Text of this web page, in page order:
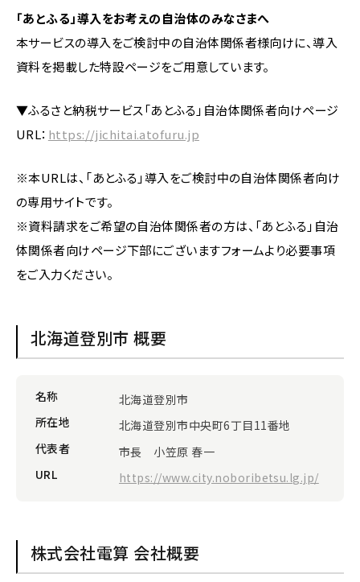
「あとふる」導入をお考えの自治体のみなさまへ
本サービスの導入をご検討中の自治体関係者様向けに、導入
資料を掲載した特設ページをご用意しています。
▼ふるさと納税サービス「あとふる」自治体関係者向けページ
URL： https://jichitai.atofuru.jp
※本URLは、「あとふる」導入をご検討中の自治体関係者向け
の専用サイトです。
※資料請求をご希望の自治体関係者の方は、「あとふる」自治
体関係者向けページ下部にございますフォームより必要事項
をご入力ください。
北海道登別市 概要
名称
北海道登別市
所在地
北海道登別市中央町6丁目11番地
代表者
市長 小笠原 春一
URL
https://www.city.noboribetsu.lg.jp/
株式会社電算 会社概要